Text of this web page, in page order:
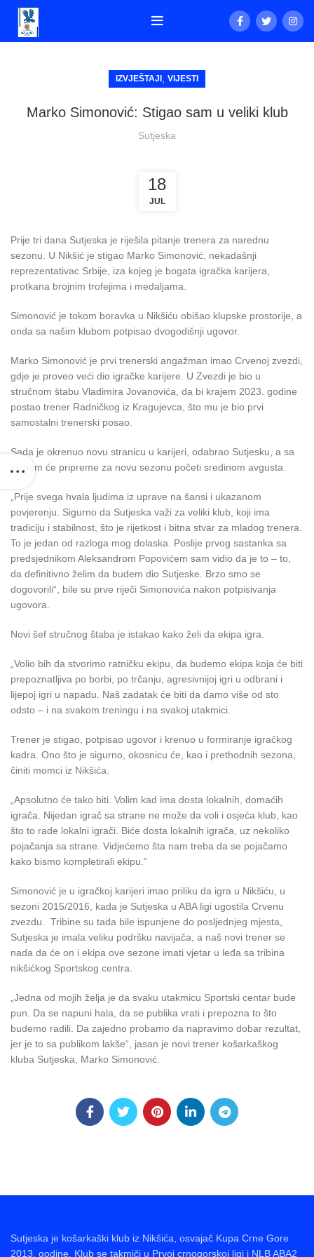
IZVJEŠTAJI VIJESTI
Marko Simonović: Stigao sam u veliki klub
Sutjeska
18
JUL
Prije tri dana Sutjeska je riješila pitanje trenera za narednu
sezonu. U Nikšić je stigao Marko Simonović, nekadašnji
reprezentativac Srbije, iza kojeg je bogata igračka karijera,
protkana brojnim trofejima i medaljama.
Simonović je tokom boravka u Nikšiću obišao klupske prostorije, a
onda sa našim klubom potpisao dvogodišnji ugovor.
Marko Simonović je prvi trenerski angažman imao Crvenoj zvezdi,
gdje je proveo veći dio igračke karijere. U Zvezdi je bio u
stručnom štabu Vladimira Jovanovića, da bi krajem 2023. godine
postao trener Radničkog iz Kragujevca, što mu je bio prvi
samostalni trenerski posao.
Sada je okrenuo novu stranicu u karijeri, odabrao Sutjesku, a sa
ekipom će pripreme za novu sezonu početi sredinom avgusta.
„Prije svega hvala ljudima iz uprave na šansi i ukazanom
povjerenju. Sigurno da Sutjeska važi za veliki klub, koji ima
tradiciju i stabilnost, što je rijetkost i bitna stvar za mladog trenera.
To je jedan od razloga mog dolaska. Poslije prvog sastanka sa
predsjednikom Aleksandrom Popovićem sam vidio da je to – to,
da definitivno želim da budem dio Sutjeske. Brzo smo se
dogovorili“, bile su prve riječi Simonovića nakon potpisivanja
ugovora.
Novi šef stručnog štaba je istakao kako želi da ekipa igra.
„Volio bih da stvorimo ratničku ekipu, da budemo ekipa koja će biti
prepoznatljiva po borbi, po trčanju, agresivnijoj igri u odbrani i
lijepoj igri u napadu. Naš zadatak će biti da damo više od sto
odsto – i na svakom treningu i na svakoj utakmici.
Trener je stigao, potpisao ugovor i krenuo u formiranje igračkog
kadra. Ono što je sigurno, okosnicu će, kao i prethodnih sezona,
činiti momci iz Nikšića.
„Apsolutno će tako biti. Volim kad ima dosta lokalnih, domaćih
igrača. Nijedan igrač sa strane ne može da voli i osjeća klub, kao
što to rade lokalni igrači. Biće dosta lokalnih igrača, uz nekoliko
pojačanja sa strane. Vidjećemo šta nam treba da se pojačamo
kako bismo kompletirali ekipu.”
Simonović je u igračkoj karijeri imao priliku da igra u Nikšiću, u
sezoni 2015/2016, kada je Sutjeska u ABA ligi ugostila Crvenu
zvezdu. Tribine su tada bile ispunjene do posljednjeg mjesta,
Sutjeska je imala veliku podršku navijača, a naš novi trener se
nada da će on i ekipa ove sezone imati vjetar u leđa sa tribina
nikšićkog Sportskog centra.
„Jedna od mojih želja je da svaku utakmicu Sportski centar bude
pun. Da se napuni hala, da se publika vrati i prepozna to što
budemo radili. Da zajedno probamo da napravimo dobar rezultat,
jer je to sa publikom lakše“, jasan je novi trener košarkaškog
kluba Sutjeska, Marko Simonović.
Sutjeska je košarkaški klub iz Nikšića, osvajač Kupa Crne Gore
2013. godine. Klub se takmiči u Prvoj crnogorskoj ligi i NLB ABA2